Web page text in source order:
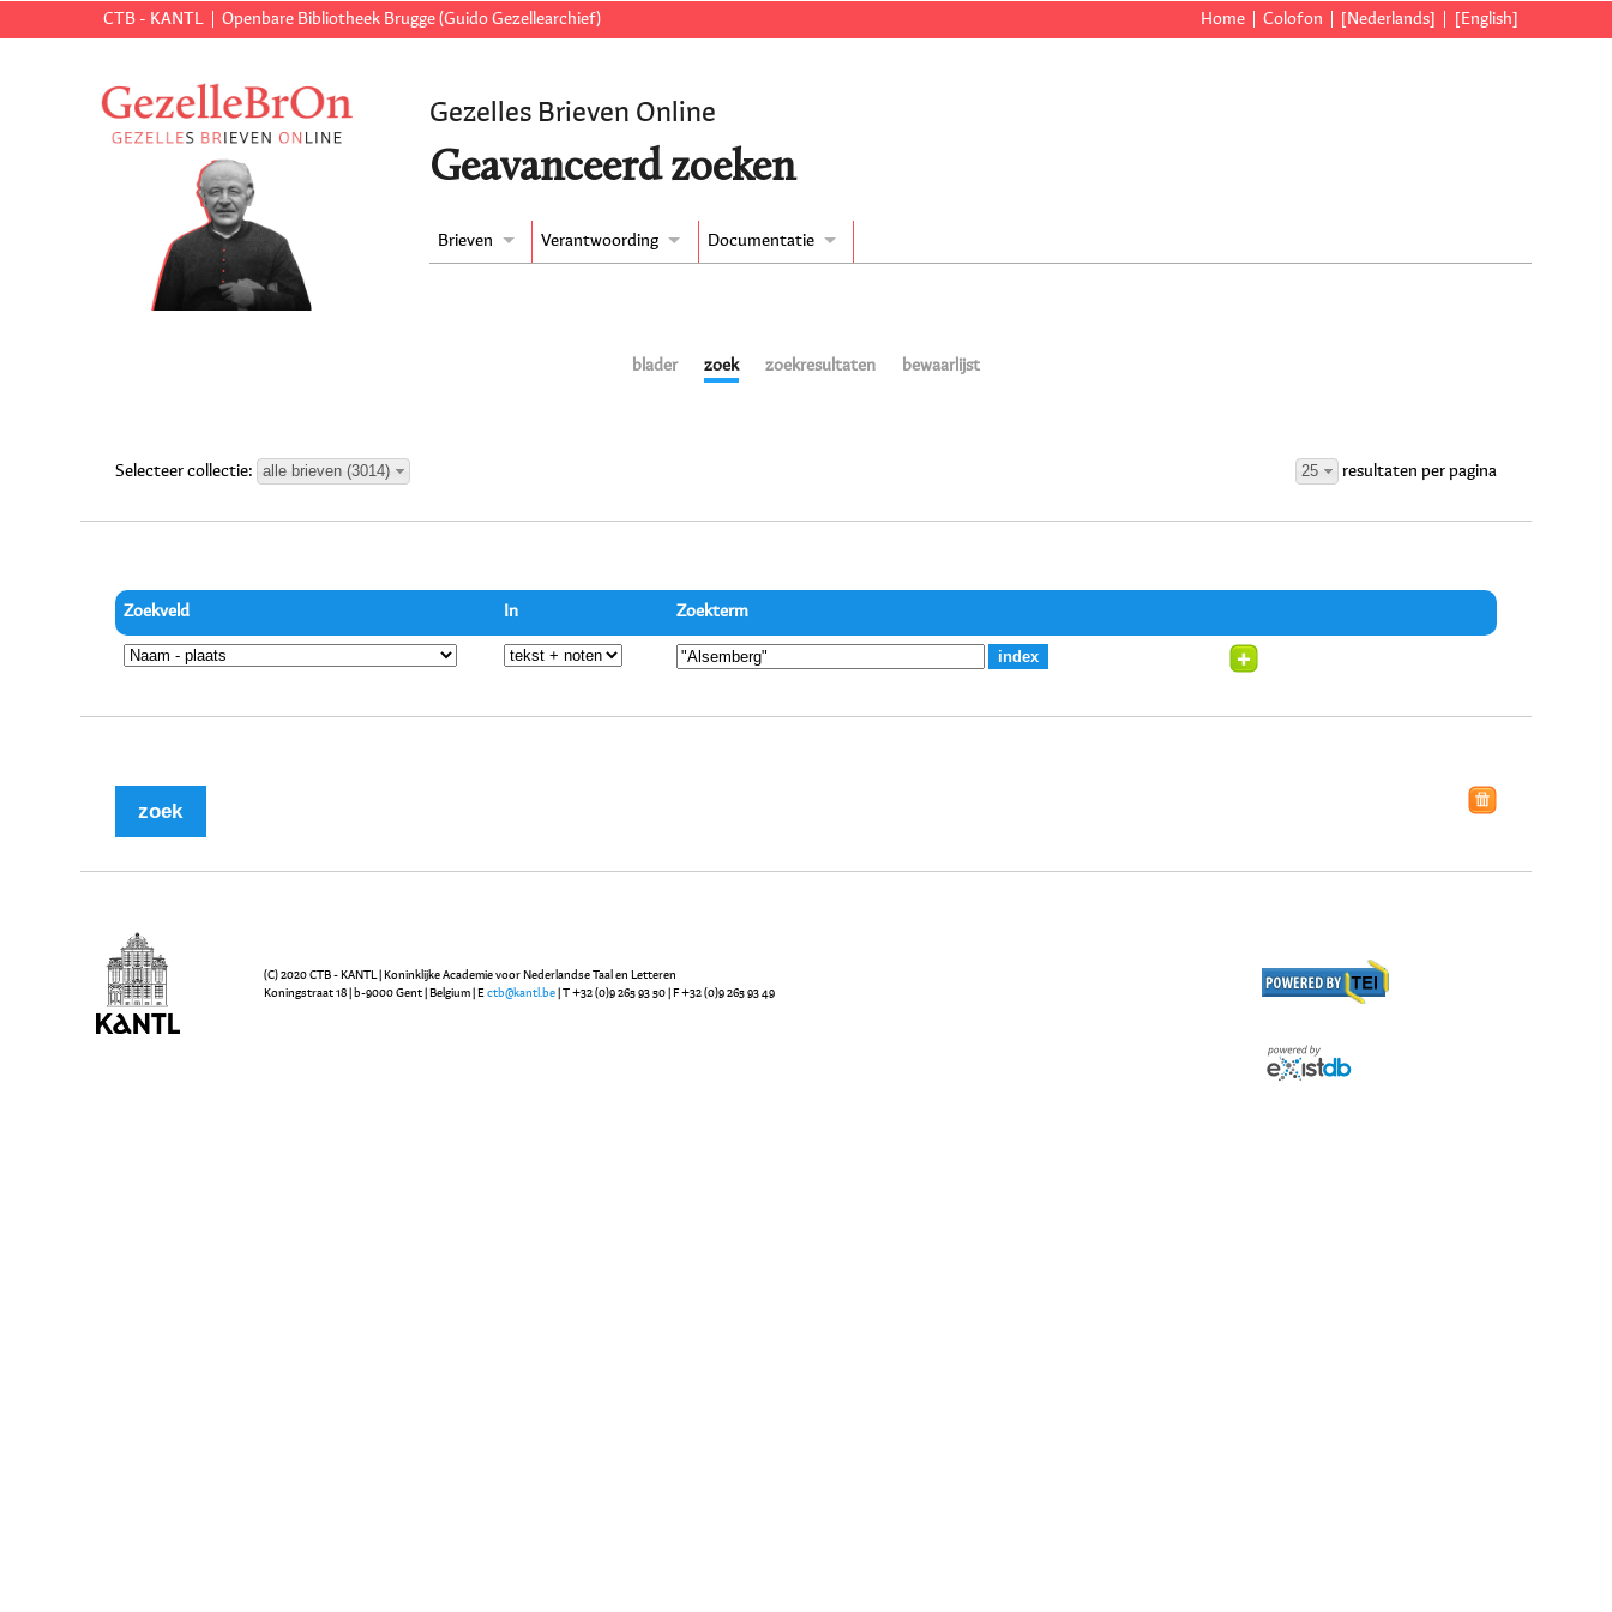
CTB - KANTL Openbare Bibliotheek Brugge (Guido Gezellearchief) Home Colofon [Nederlands] [English]
Gezelles Brieven Online
Geavanceerd zoeken
Brieven Verantwoording Documentatie
blader zoek zoekresultaten bewaarlijst
Selecteer collectie: alle brieven (3014) 25 resultaten per pagina
Zoekveld In Zoekterm
(C) 2020 CTB - KANTL | Koninklijke Academie voor Nederlandse Taal en Letteren
Koningstraat 18 | b-9000 Gent | Belgium | Ectb@kantl.be | T +32 (0)9 265 93 50 | F +32 (0)9 265 93 49